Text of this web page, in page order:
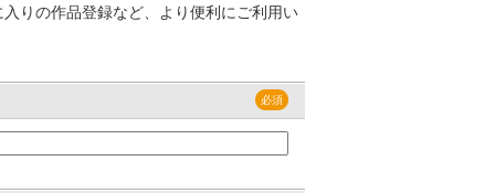
りの作品登録など、より便利にご利用い